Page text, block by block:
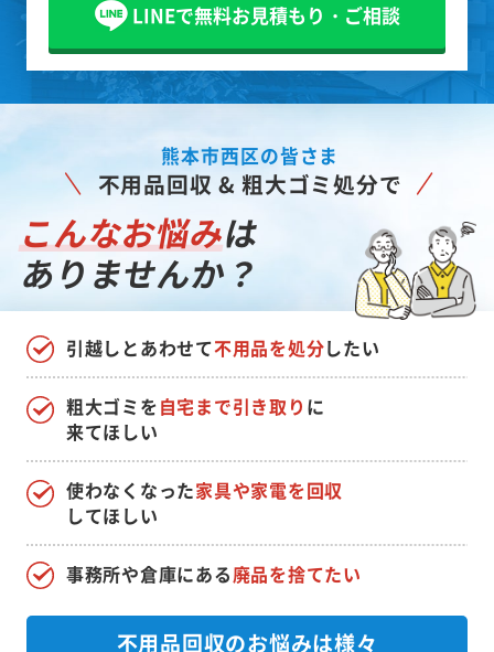
LINEで無料お見積もり・ご相談
熊本市西区の皆さま
不用品回収 & 粗大ゴミ処分で
こんなお悩みは
ありませんか？
引越しとあわせて不用品を処分したい
使わなくなった家具や家電を回収
してほしい
粗大ゴミを自宅まで引き取り に
来てほしい
事務所や倉庫にある廃品を捨てたい
不用品回収のお悩みは様々